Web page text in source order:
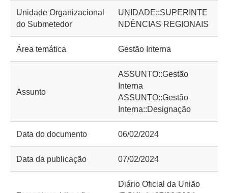
Unidade Organizacional
do Submetedor
UNIDADE::SUPERINTE
NDÊNCIAS REGIONAIS
Área temática Gestão Interna
Assunto
ASSUNTO::Gestão
Interna
ASSUNTO::Gestão
Interna::Designação
Data do documento 06/02/2024
Data da publicação 07/02/2024
Diário Oficial da União